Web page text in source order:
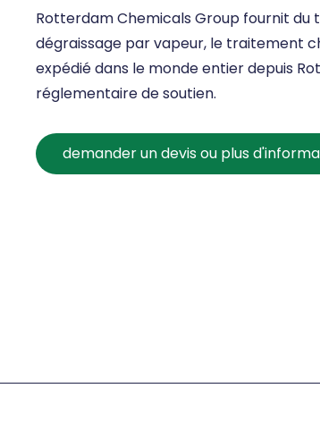
Rotterdam Chemicals Group fournit du
dégraissage par vapeur, le traitement
expédié dans le monde entier depuis
réglementaire de soutien.
demander un devis ou plus